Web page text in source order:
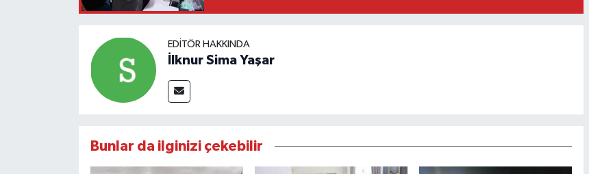
EDITÖR HAKKINDA
İlknur Sima Yaşar
Bunlar da ilginizi çekebilir